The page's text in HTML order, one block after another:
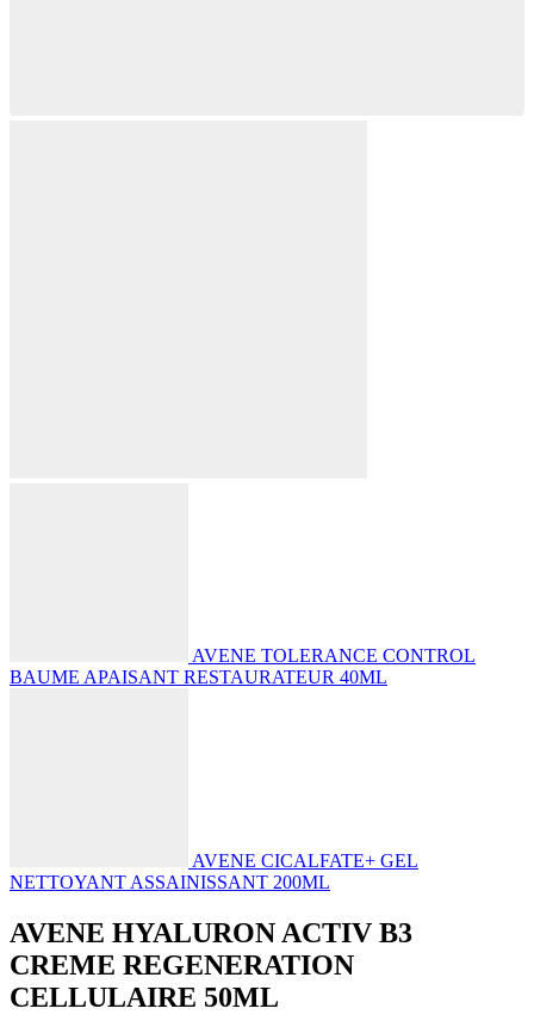
AVENE TOLERANCE CONTROL
BAUME APAISANT RESTAURATEUR 40ML
AVENE CICALFATE+ GEL
NETTOYANT ASSAINISSANT 200ML
AVENE HYALURON ACTIV B3
CREME REGENERATION
CELLULAIRE 50ML